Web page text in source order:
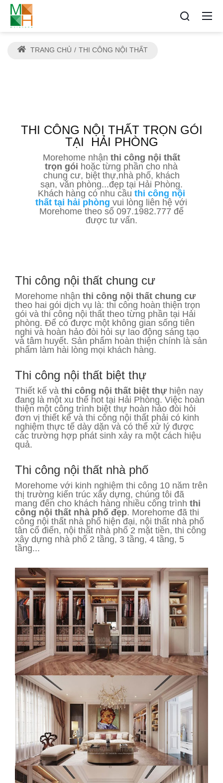
TRANG CHỦ THI CÔNG NỘI THẤT
THI CÔNG NỘI THẤT TRỌN GÓI
TẠI HẢI PHÒNG
Morehome nhận thi công nội thất
trọn gói hoặc từng phần cho nhà
chung cư, biệt thự,nhà phố, khách
sạn, văn phòng...đẹp tại Hải Phòng.
Khách hàng có nhu cầu thi công nội
thất tại hải phòng vui lòng liên hệ với
Morehome theo số 097.1982.777 để
được tư vấn.
Thi công nội thất chung cư
Morehome nhận thi công nội thất chung cư
theo hai gói dịch vụ là: thi công hoàn thiện trọn
gói và thi công nội thất theo từng phần tại Hải
phòng. Để có được một không gian sống tiên
nghi và hoàn hảo đòi hỏi sự lao động sáng tạo
và tâm huyết. Sản phẩm hoàn thiện chính là sản
phẩm làm hài lòng mọi khách hàng.
Thi công nội thất biệt thự
Thiết kế và thi công nội thất biệt thự hiện nay
đang là một xu thế hot tại Hải Phòng. Việc hoàn
thiện một công trình biệt thự hoàn hảo đòi hỏi
đơn vị thiết kế và thi công nội thất phải có kinh
nghiệm thực tế dày dặn và có thể xử lý được
các trường hợp phát sinh xảy ra một cách hiệu
quả.
Thi công nội thất nhà phố
Morehome với kinh nghiệm thi công 10 năm trên
thị trường kiến trúc xây dựng, chúng tôi đã
mang đến cho khách hàng nhiều công trình thi
công nội thất nhà phố đẹp. Morehome đã thi
công nội thất nhà phố hiện đại, nội thất nhà phố
tân cổ điển, nội thất nhà phố 2 mặt tiền, thi công
xây dựng nhà phố 2 tầng, 3 tầng, 4 tầng, 5
tầng...